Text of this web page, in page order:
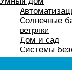
Солнечные
ветряки
Дом и сад
Системы